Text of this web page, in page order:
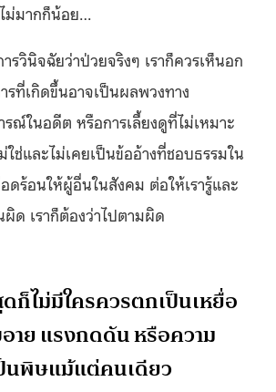
ม่มากก็น้อย…
รวินิจฉัยว่าป่วยจริงๆ เราก็ควรเห็นอก
รที่เกิดขึ้นอาจเป็นผลพวงทาง
ณ์ในอดีต หรือการเลี้ยงดูที่ไม่เหมาะ
ช่และไม่เคยเป็นข้ออ้างที่ชอบธรรมใน
ดร้อนให้ผู้อื่นในสังคม ต่อให้เรารู้และ
ผิด เราก็ต้องว่าไปตามผิด
ดก็ไม่มีใครควรตกเป็นเหยื่อ
าย แรงกดดัน หรือความ
พิษแม้แต่คนเดียว